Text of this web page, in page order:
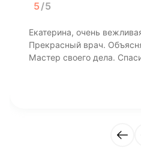
5/5
Екатерина, очень
Прекрасный врач.
Мастер своего дела.